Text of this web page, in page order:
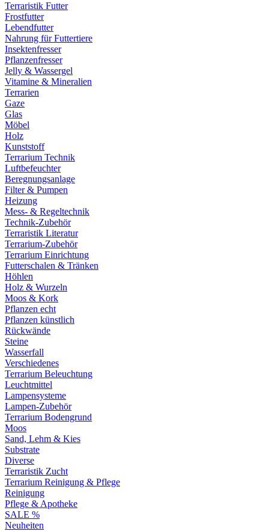
Terraristik Futter
Frostfutter
Lebendfutter
Nahrung für Futtertiere
Insektenfresser
Pflanzenfresser
Jelly & Wassergel
Vitamine & Mineralien
Terrarien
Gaze
Glas
Möbel
Holz
Kunststoff
Terrarium Technik
Luftbefeuchter
Beregnungsanlage
Filter & Pumpen
Heizung
Mess- & Regeltechnik
Technik-Zubehör
Terraristik Literatur
Terrarium-Zubehör
Terrarium Einrichtung
Futterschalen & Tränken
Höhlen
Holz & Wurzeln
Moos & Kork
Pflanzen echt
Pflanzen künstlich
Rückwände
Steine
Wasserfall
Verschiedenes
Terrarium Beleuchtung
Leuchtmittel
Lampensysteme
Lampen-Zubehör
Terrarium Bodengrund
Moos
Sand, Lehm & Kies
Substrate
Diverse
Terraristik Zucht
Terrarium Reinigung & Pflege
Reinigung
Pflege & Apotheke
SALE %
Neuheiten